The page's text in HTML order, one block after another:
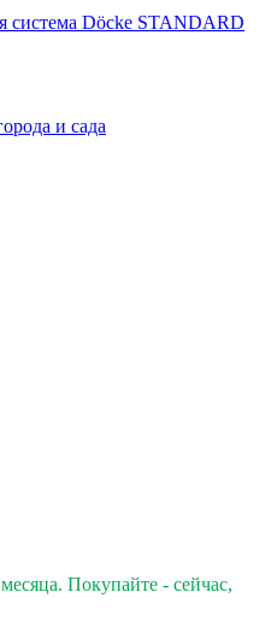
система Döcke STANDARD
и сада
Покупайте - сейчас,